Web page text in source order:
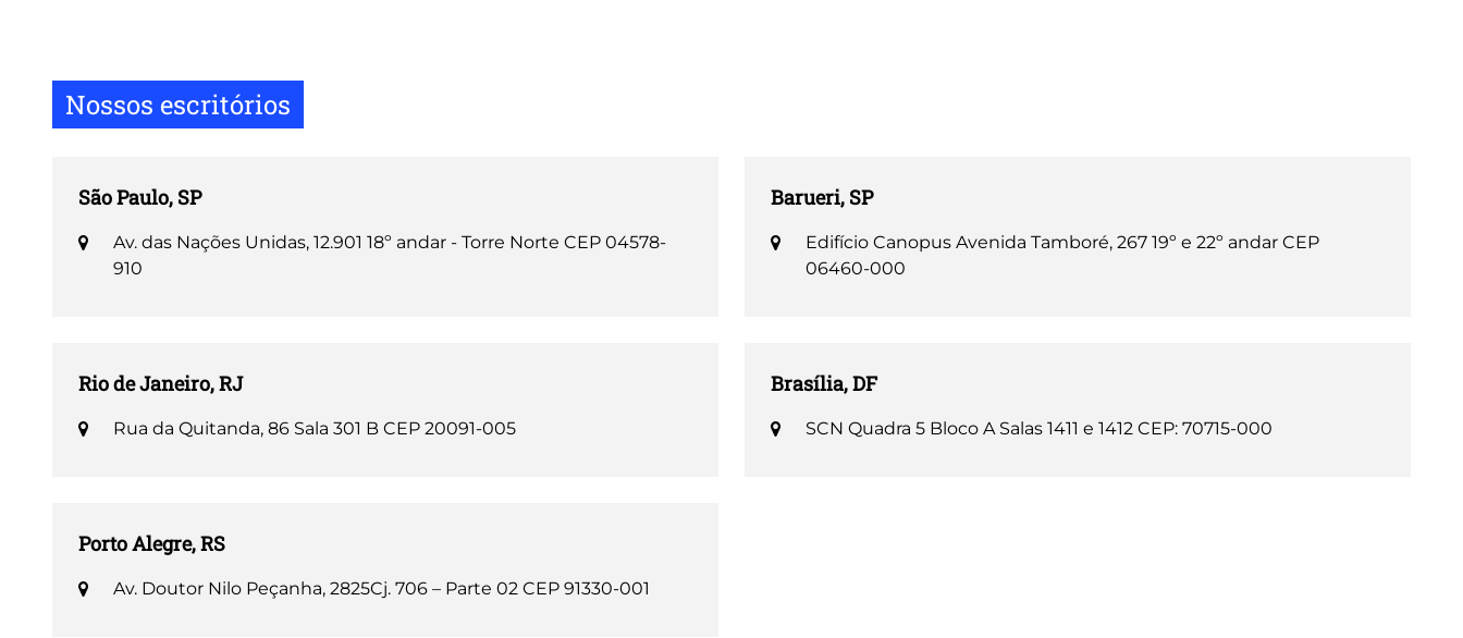
Nossos escritórios
São Paulo, SP
Av. das Nações Unidas, 12.901 18º andar - Torre Norte CEP 04578-
910
Rio de Janeiro, RJ
Rua da Quitanda, 86 Sala 301 B CEP 20091-005
Porto Alegre, RS
Av. Doutor Nilo Peçanha, 2825​ Cj. 706 – Parte 02 CEP 91330-001
Barueri, SP
Edifício Canopus Avenida Tamboré, 267 19º e 22º andar CEP
06460-000
Brasília, DF
SCN Quadra 5 Bloco A Salas 1411 e 1412 CEP: 70715-000​